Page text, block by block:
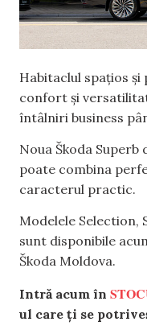
Habitaclul spațios
confort și
întâlniri business
Noua Škoda
poate combina
caracterul practic.
Modelele Selection,
sunt disponibile
Škoda Moldova.
Intră acum în
ul care ți se